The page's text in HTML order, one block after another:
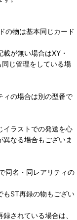
の物は基本同じカード
が無い場合はXY・
じ管理をしている場
ィの場合は別の型番で
イラストでの発送を心
なる場合もございま
同名・同レアリティの
もST再録の物もござい
されている場合は、